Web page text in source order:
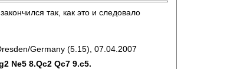
так, как это и следовало
Germany (5.15), 07.04.2007
Ne5 8.Qc2 Qc7 9.c5.